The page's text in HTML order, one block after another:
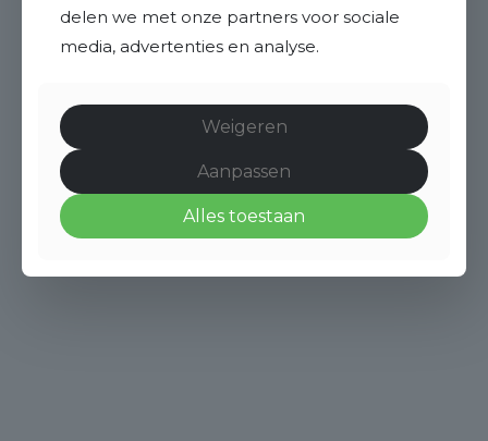
delen we met onze partners voor sociale
media, advertenties en analyse.
Weigeren
Aanpassen
Alles toestaan